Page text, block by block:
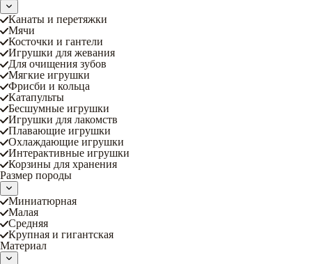
Канаты и перетяжки
Мячи
Косточки и гантели
Игрушки для жевания
Для очищения зубов
Мягкие игрушки
Фрисби и кольца
Катапульты
Бесшумные игрушки
Игрушки для лакомств
Плавающие игрушки
Охлаждающие игрушки
Интерактивные игрушки
Корзины для хранения
Размер породы
Миниатюрная
Малая
Средняя
Крупная и гигантская
Материал